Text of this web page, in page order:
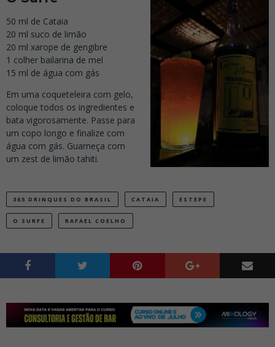
50 ml de Cataia
20 ml suco de limão
20 ml xarope de gengibre
1 colher bailarina de mel
15 ml de água com gás
Em uma coqueteleira com gelo,
coloque todos os ingredientes e
bata vigorosamente. Passe para
um copo longo e finalize com
água com gás. Guarneça com
um zest de limão tahiti.
365 DRINQUES DO BRASIL CATAIA ESTEPE
O SURFE RAFAEL COELHO